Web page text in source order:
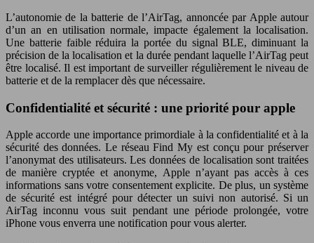
L’autonomie de la batterie de l’AirTag, annoncée par Apple autour
d’un an en utilisation normale, impacte également la localisation.
Une batterie faible réduira la portée du signal BLE, diminuant la
précision de la localisation et la durée pendant laquelle l’AirTag peut
être localisé. Il est important de surveiller régulièrement le niveau de
batterie et de la remplacer dès que nécessaire.
Confidentialité et sécurité : une priorité pour apple
Apple accorde une importance primordiale à la confidentialité et à la
sécurité des données. Le réseau Find My est conçu pour préserver
l’anonymat des utilisateurs. Les données de localisation sont traitées
de manière cryptée et anonyme, Apple n’ayant pas accès à ces
informations sans votre consentement explicite. De plus, un système
de sécurité est intégré pour détecter un suivi non autorisé. Si un
AirTag inconnu vous suit pendant une période prolongée, votre
iPhone vous enverra une notification pour vous alerter.